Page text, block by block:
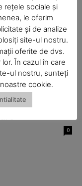
0
rețele sociale și
le oferim
și de analize
site-ul nostru.
oferite de dvs.
În cazul în care
ul nostru, sunteți
cookie.